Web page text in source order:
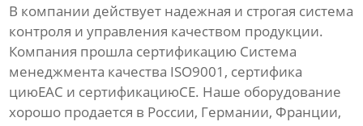
В компании действует надежная и строгая система
контроля и управления качеством продукции.
Компания прошла сертификацию Система
менеджмента качества ISO9001, сертифика
циюЕАС и сертификациюСЕ. Наше оборудование
хорошо продается в России, Германии, Франции,